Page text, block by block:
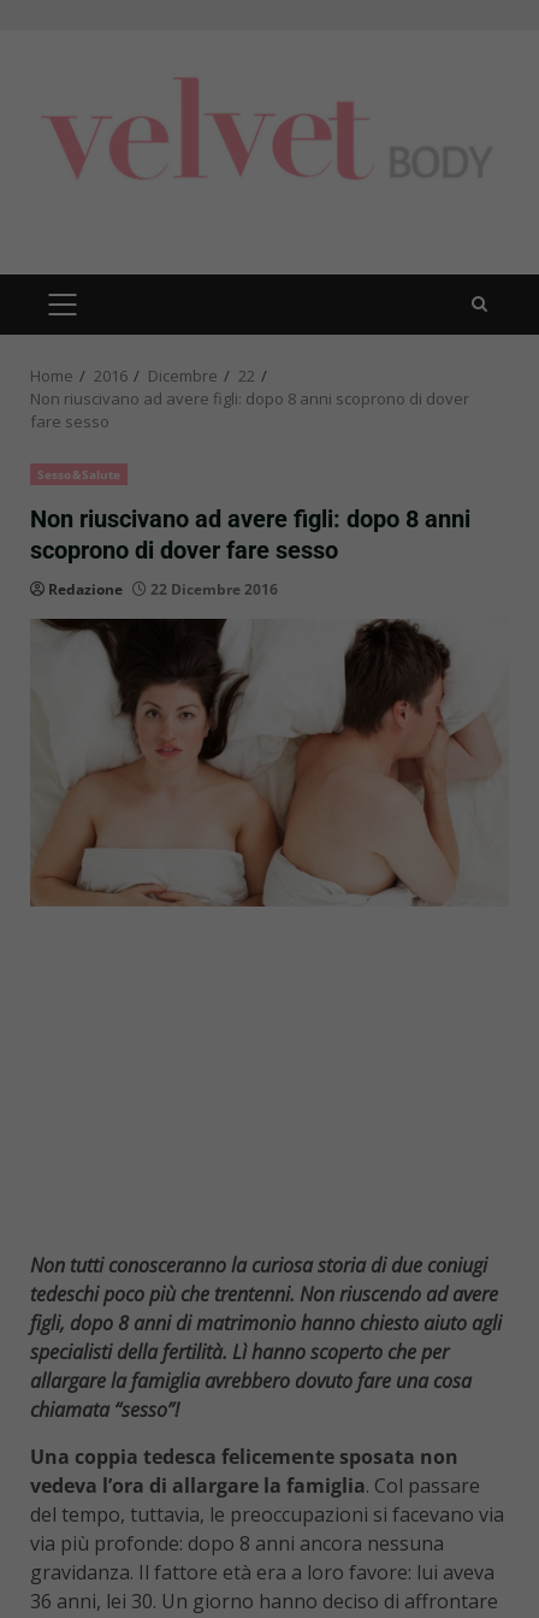
PRIMARY
MENU
Home 2016 Dicembre
22
Non riuscivano ad avere figli: dopo 8 anni scoprono di dover
fare sesso
Sesso&Salute
Non riuscivano ad avere figli: dopo 8 anni
scoprono di dover fare sesso
Redazione 22 Dicembre 2016
Non tutti conosceranno la curiosa storia di due coniugi
tedeschi poco più che trentenni. Non riuscendo ad avere
figli, dopo 8 anni di matrimonio hanno chiesto aiuto agli
specialisti della fertilità. Lì hanno scoperto che per
allargare la famiglia avrebbero dovuto fare una cosa
chiamata “sesso”!
Una coppia tedesca felicemente sposata non
vedeva l’ora di allargare la famiglia. Col passare
del tempo, tuttavia, le preoccupazioni si facevano via
via più profonde: dopo 8 anni ancora nessuna
gravidanza. Il fattore età era a loro favore: lui aveva
36 anni, lei 30. Un giorno hanno deciso di affrontare